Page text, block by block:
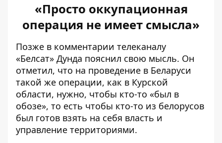
«Просто оккупационная
операция не имеет смысла»
Позже в комментарии телеканалу
«Белсат» Дунда пояснил свою мысль. Он
отметил, что на проведение в Беларуси
такой же операции, как в Курской
области, нужно, чтобы кто-то «был в
обозе», то есть чтобы кто-то из белорусов
был готов взять на себя власть и
управление территориями.